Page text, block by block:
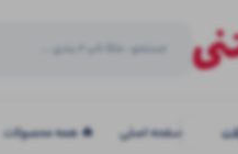
صفحه اصلی 🔥 همه محصولات